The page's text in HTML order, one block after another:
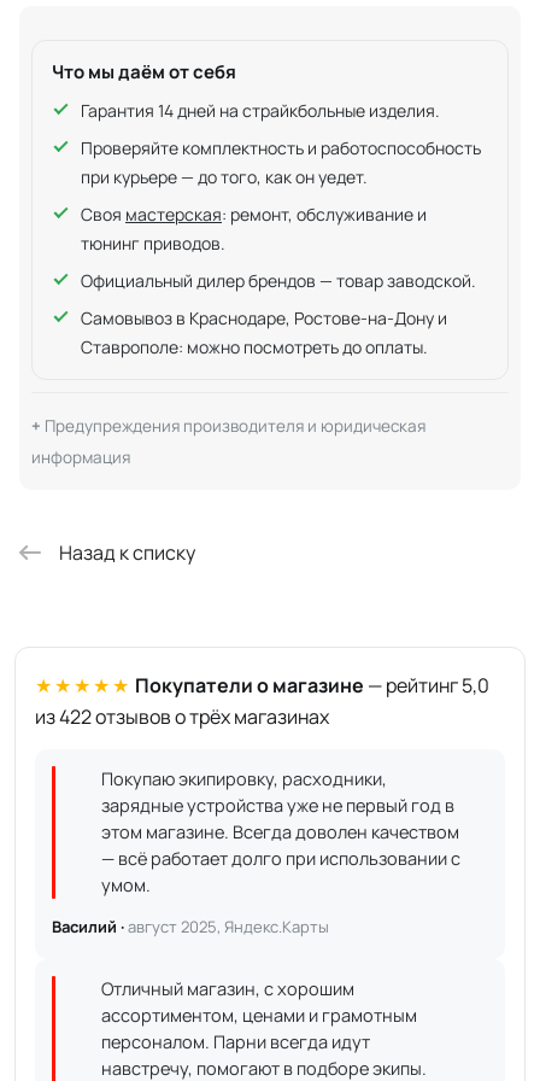
Что мы даём от себя
Гарантия 14 дней на страйкбольные изделия.
Проверяйте комплектность и работоспособность
при курьере — до того, как он уедет.
Своя мастерская: ремонт, обслуживание и
тюнинг приводов.
Официальный дилер брендов — товар заводской.
Самовывоз в Краснодаре, Ростове-на-Дону и
Ставрополе: можно посмотреть до оплаты.
Предупреждения производителя и юридическая
информация
Назад к списку
★★★★★ Покупатели о магазине — рейтинг 5,0
из 422 отзывов о трёх магазинах
Покупаю экипировку, расходники,
зарядные устройства уже не первый год в
этом магазине. Всегда доволен качеством
— всё работает долго при использовании с
умом.
Василий ·август 2025, Яндекс.Карты
Отличный магазин, с хорошим
ассортиментом, ценами и грамотным
персоналом. Парни всегда идут
навстречу, помогают в подборе экипы.